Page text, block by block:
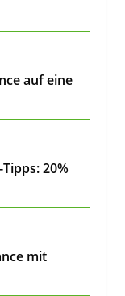
auf eine
20%
mit